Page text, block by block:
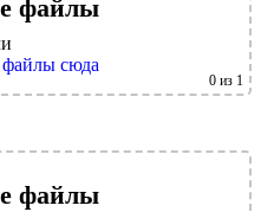
файлы
файлы сюда
0 из 1
файлы